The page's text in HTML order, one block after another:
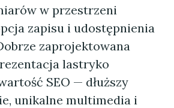
w przestrzeni
zapisu i udostępnienia
zaprojektowana
lastryko
SEO — dłuższy
unikalne multimedia i